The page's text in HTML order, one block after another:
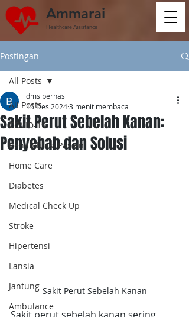
Ammarai
Healthcare Assistance
Postingan
All Posts
COVID-19
Rehabilitasi Pasien
Home Care
Diabetes
Medical Check Up
Stroke
Hipertensi
Lansia
Jantung
Ambulance
All Posts
Sakit Perut Sebelah Kanan:
Penyebab dan Solusi
dms bernas
15 Des 20243 menit membaca
Sakit Perut Sebelah Kanan